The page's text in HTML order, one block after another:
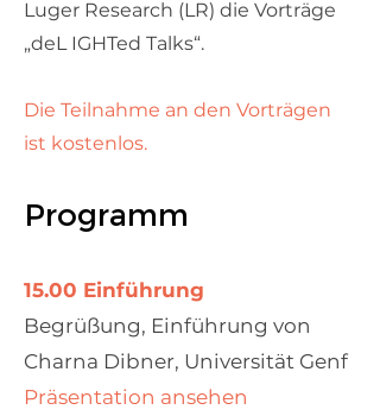
Luger Research (LR) die Vorträge
„deL IGHTed Talks“.
Die Teilnahme an den Vorträgen
ist kostenlos.
Programm
15.00 Einführung
Begrüßung, Einführung von
Charna Dibner, Universität Genf
Präsentation ansehen